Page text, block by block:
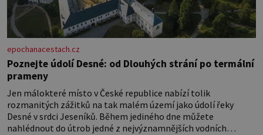
epochanacestach.cz
Poznejte údolí Desné: od Dlouhých strání po termální
prameny
Jen málokteré místo v České republice nabízí tolik
rozmanitých zážitků na tak malém území jako údolí řeky
Desné v srdci Jeseníků. Během jediného dne můžete
nahlédnout do útrob jedné z nejvýznamnějších vodních